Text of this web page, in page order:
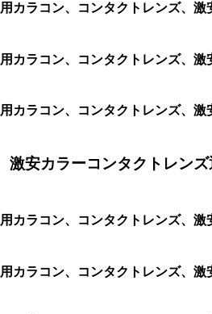
カラコン、コンタクトレンズ、
カラコン、コンタクトレンズ、
カラコン、コンタクトレンズ、
安カラーコンタクトレン
カラコン、コンタクトレンズ、
カラコン、コンタクトレンズ、